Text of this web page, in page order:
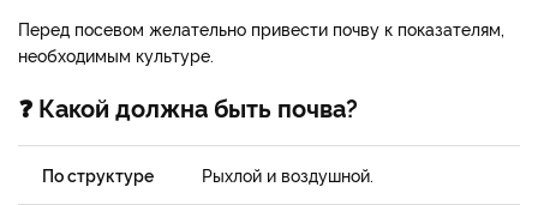
Перед посевом желательно привести почву к показателям,
необходимым культуре.
❓ Какой должна быть почва?
По структуре Рыхлой и воздушной.